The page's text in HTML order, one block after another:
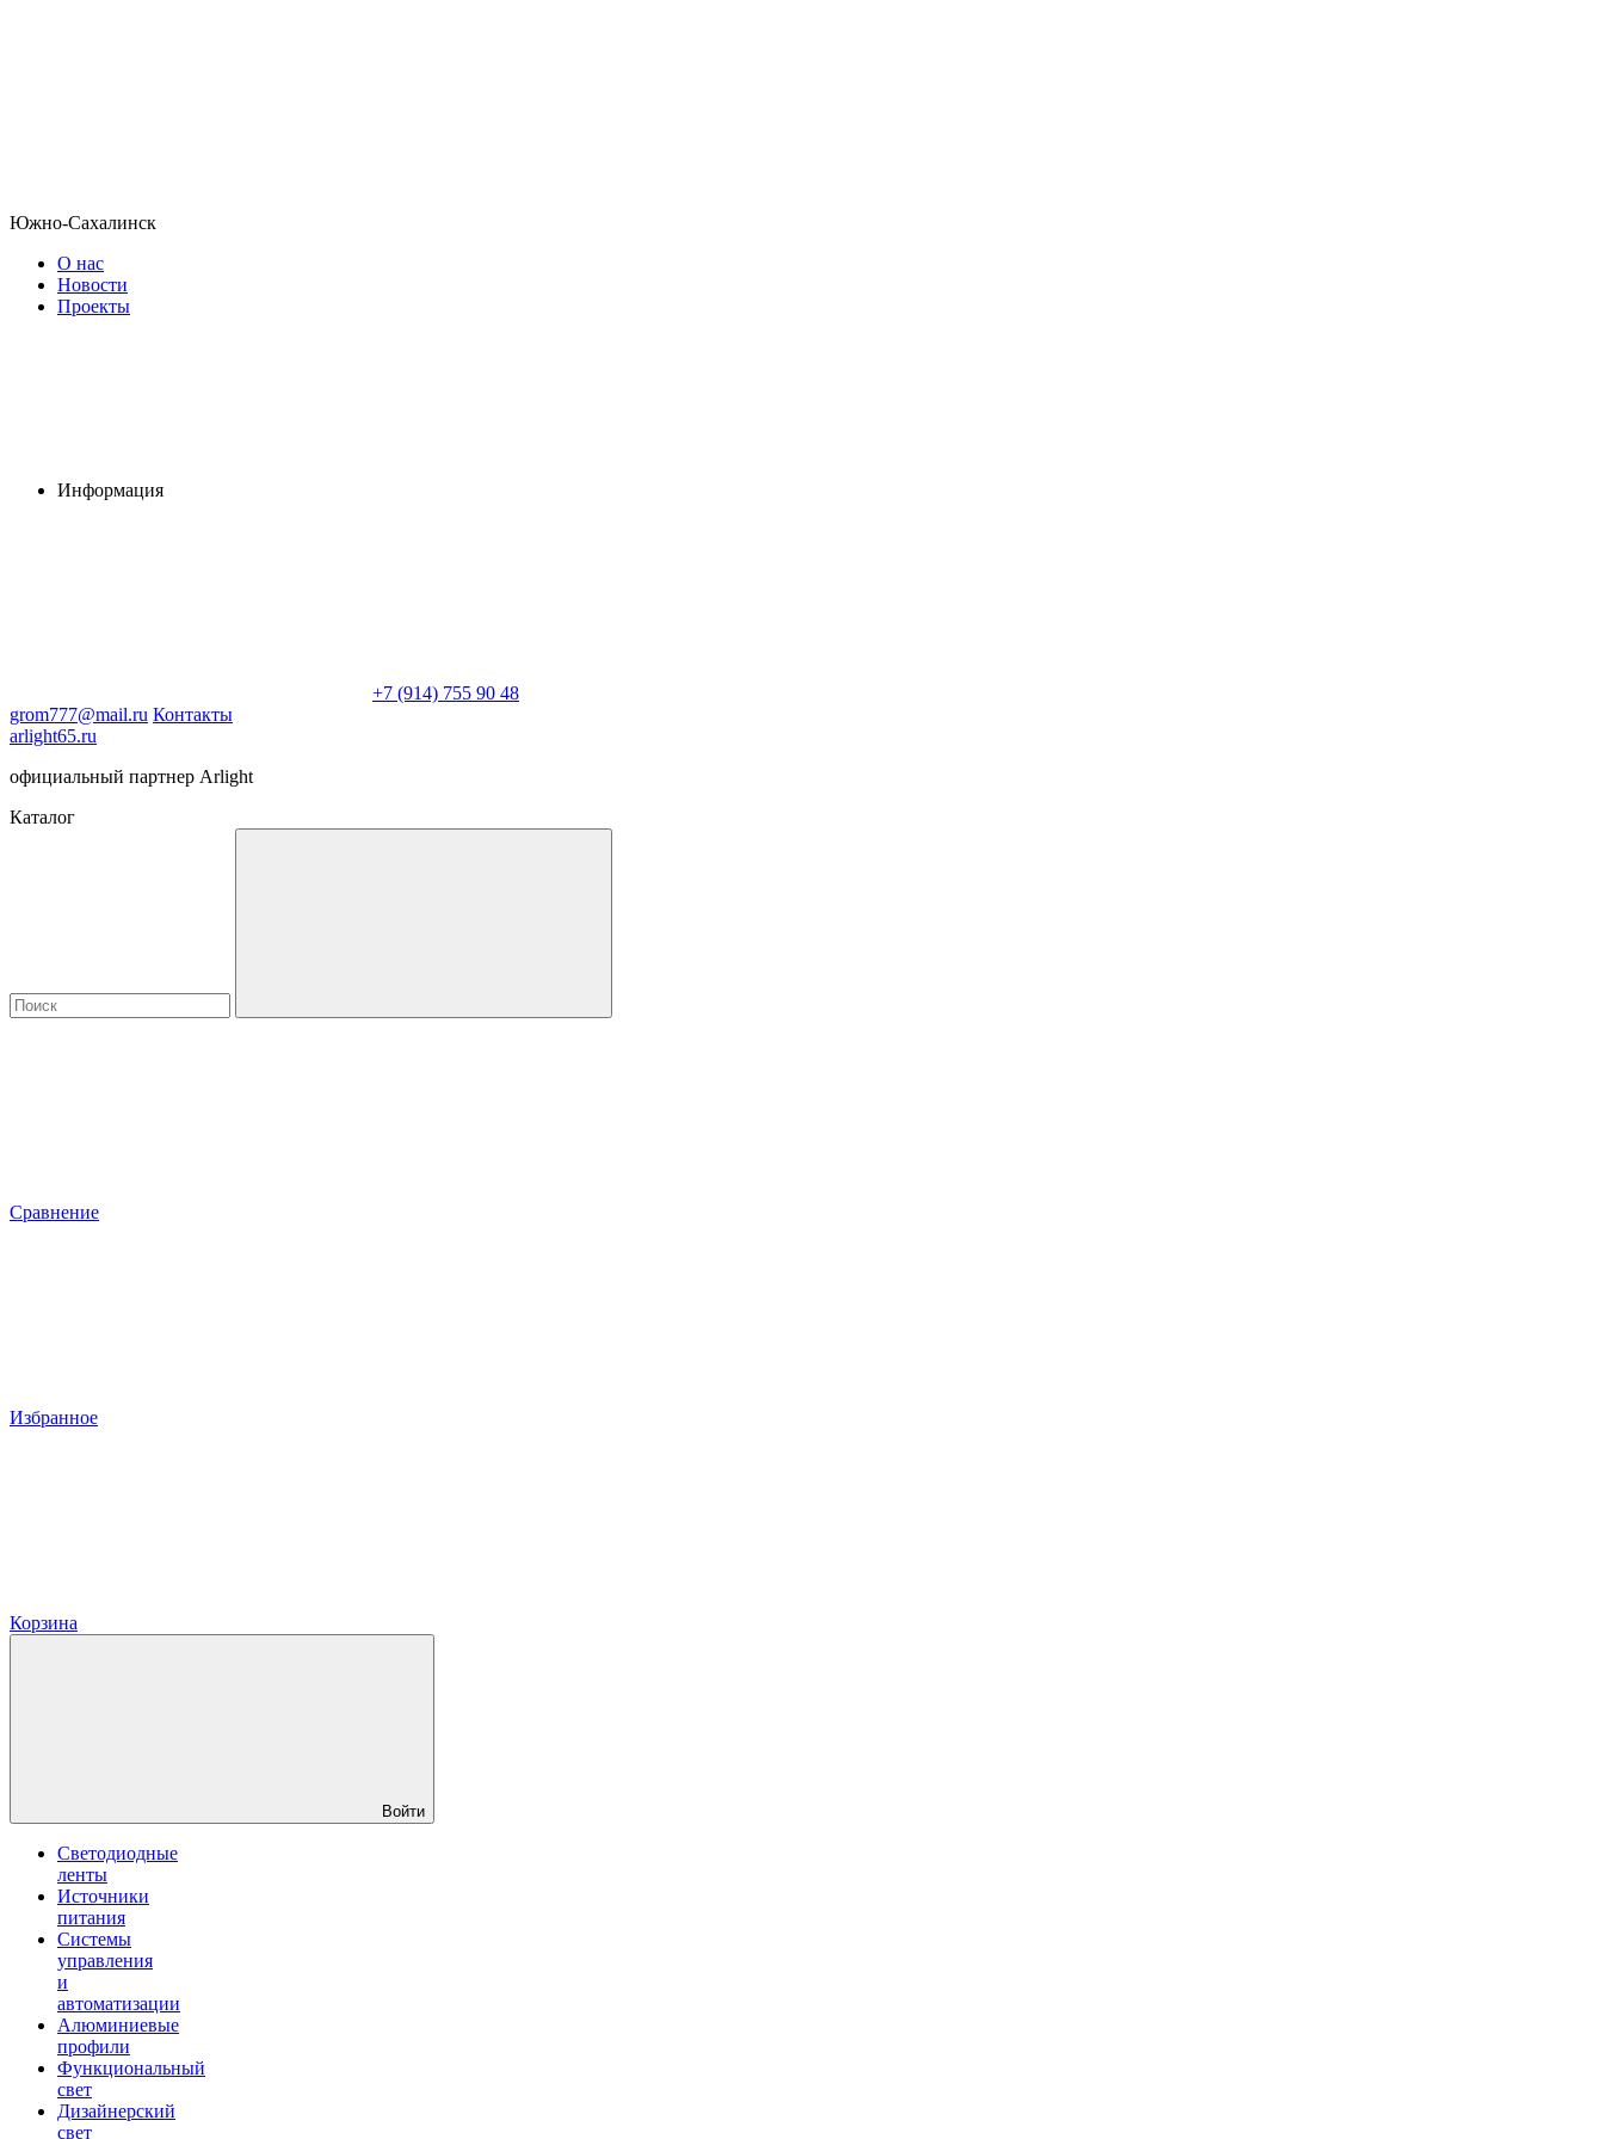
Южно-Сахалинск
О нас
Новости
Проекты
Информация
+7 (914) 755 90 48
grom777@mail.ru Контакты
arlight65.ru
официальный партнер Arlight
Каталог
Сравнение
Избранное
Корзина
Войти
Светодиодные
ленты
Источники
питания
Системы
управления
и
автоматизации
Алюминиевые
профили
Функциональный
свет
Дизайнерский
свет